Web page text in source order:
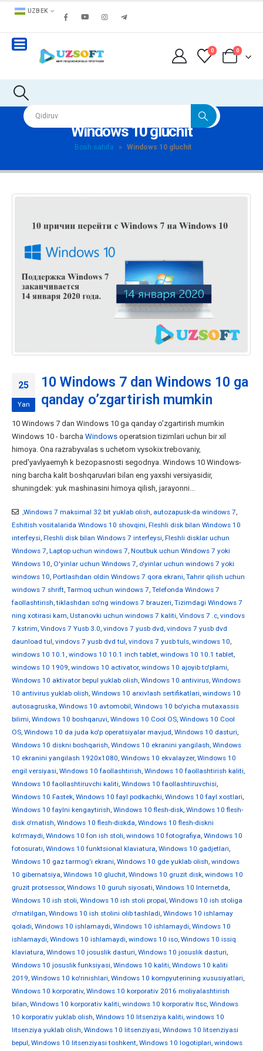
UZBEK
0 0
Windows 10 gluchit
Bosh sahifa » Windows 10 gluchit
25
Yan
10 Windows 7 dan Windows 10 ga
qanday o’zgartirish mumkin
10 Windows 7 dan Windows 10 ga qanday o'zgartirish mumkin
Windows 10 - barcha Windows operatsion tizimlari uchun bir xil
himoya. Ona razrabyvalas s uchetom vysokix trebovaniy,
pred'yavlyaemyh k bezopasnosti segodnya. Windows 10 Windows-
ning barcha kalit boshqaruvlari bilan eng yaxshi versiyasidir,
shuningdek: yuk mashinasini himoya qilish, jarayonni...
,Windows 7 maksimal 32 bit yuklab olish, autozapusk-da windows 7,
Eshitish vositalarida Windows 10 shovqini, Fleshli disk bilan Windows 10
interfeysi, Fleshli disk bilan Windows 7 interfeysi, Fleshli disklar uchun
Windows 7, Laptop uchun windows 7, Noutbuk uchun Windows 7 yoki
Windows 10, O'yinlar uchun Windows 7, o'yinlar uchun windows 7 yoki
windows 10, Portlashdan oldin Windows 7 qora ekrani, Tahrir qilish uchun
windows 7 shrift, Tarmoq uchun windows 7, Telefonda Windows 7
faollashtirish,tiklashdan so'ng windows 7 brauzeri, Tizimdagi Windows 7
ning xotirasi kam, Ustanovki uchun windows 7 kaliti, Vindovs 7 .c, vindovs
7 kstrim, Vindovs 7 Yusb 3.0, vindovs 7 yusb dvd, vindovs 7 yusb dvd
daunload tul, vindovs 7 yusb dvd tul, vindovs 7 yusb tuls, windows 10,
windows 10 10.1 , windows 10 10.1 inch tablet, windows 10 10.1 tablet,
windows 10 1909, windows 10 activator, windows 10 ajoyib to'plami,
Windows 10 aktivator bepul yuklab olish, Windows 10 antivirus, Windows
10 antivirus yuklab olish, Windows 10 arxivlash sertifikatlari, windows 10
autosagruska, Windows 10 avtomobil, Windows 10 bo'yicha mutaxassis
bilimi, Windows 10 boshqaruvi, Windows 10 Cool OS, Windows 10 Cool
OS, Windows 10 da juda ko'p operatsiyalar mavjud, Windows 10 dasturi,
Windows 10 diskni boshqarish, Windows 10 ekranini yangilash, Windows
10 ekranini yangilash 1920x1080, Windows 10 ekvalayzer, Windows 10
engil versiyasi, Windows 10 faollashtirish, Windows 10 faollashtirish kaliti,
Windows 10 faollashtiruvchi kaliti, Windows 10 faollashtiruvchisi,
Windows 10 Fastek, Windows 10 fayl podkachki, Windows 10 fayl xostlari,
Windows 10 faylni kengaytirish, Windows 10 flesh-disk, Windows 10 flesh-
disk o'rnatish, Windows 10 flesh-diskda, Windows 10 flesh-diskni
ko'rmaydi, Windows 10 fon ish stoli, windows 10 fotografiya, Windows 10
fotosurati, Windows 10 funktsional klaviatura, Windows 10 gadjetlari,
Windows 10 gaz tarmog'i ekrani, Windows 10 gde yuklab olish, windows
10 gibernatsiya, Windows 10 gluchit, Windows 10 gruzit disk, windows 10
gruzit protsessor, Windows 10 guruh siyosati, Windows 10 Internetda,
Windows 10 ish stoli, Windows 10 ish stoli propal, Windows 10 ish stoliga
o'rnatilgan, Windows 10 ish stolini olib tashladi, Windows 10 ishlamay
qoladi, Windows 10 ishlamaydi, Windows 10 ishlamaydi, Windows 10
ishlamaydi, Windows 10 ishlamaydi, windows 10 iso, Windows 10 issiq
klaviatura, Windows 10 josuslik dasturi, Windows 10 josuslik dasturi,
Windows 10 josuslik funksiyasi, Windows 10 kaliti, Windows 10 kaliti
2019, Windows 10 ko'rinishlari, Windows 10 kompyuterining xususiyatlari,
Windows 10 korporativ, Windows 10 korporativ 2016 moliyalashtirish
bilan, Windows 10 korporativ kaliti, windows 10 korporativ ltsc, Windows
10 korporativ yuklab olish, Windows 10 litsenziya kaliti, windows 10
litsenziya yuklab olish, Windows 10 litsenziyasi, Windows 10 litsenziyasi
bepul, Windows 10 litsenziyasi toshkent, Windows 10 logotiplari, windows